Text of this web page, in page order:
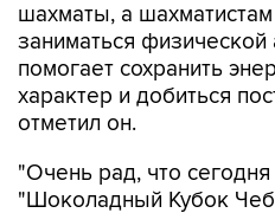
шахматы, а
заниматься физической
помогает сохранить
характер и добиться
отметил он.
"Очень рад, что сегодня
"Шоколадный Кубок